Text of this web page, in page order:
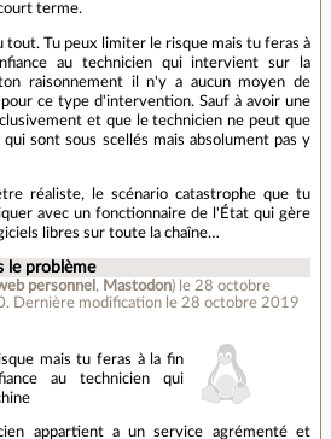
terme.
tout. Tu peux limiter le risque mais tu feras à
au technicien qui intervient sur la
raisonnement il n'y a aucun moyen de
ce type d'intervention. Sauf à avoir une
et que le technicien ne peut que
sont sous scellés mais absolument pas y
réaliste, le scénario catastrophe que tu
avec un fonctionnaire de l'État qui gère
libres sur toute la chaîne…
le problème
personnel , Mastodon) le 28 octobre
. Dernière modification le 28 octobre 2019
mais tu feras à la fin
au technicien qui
appartient a un service agrémenté et